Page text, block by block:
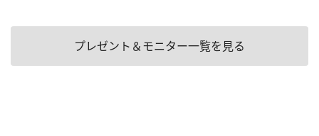
プレゼント＆モニター一覧を見る